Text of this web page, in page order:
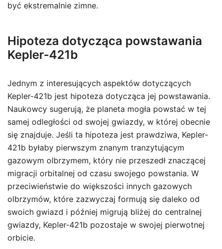
być ekstremalnie zimne.
Hipoteza dotycząca powstawania
Kepler-421b
Jednym z interesujących aspektów dotyczących
Kepler-421b jest hipoteza dotycząca jej powstawania.
Naukowcy sugerują, że planeta mogła powstać w tej
samej odległości od swojej gwiazdy, w której obecnie
się znajduje. Jeśli ta hipoteza jest prawdziwa, Kepler-
421b byłaby pierwszym znanym tranzytującym
gazowym olbrzymem, który nie przeszedł znaczącej
migracji orbitalnej od czasu swojego powstania. W
przeciwieństwie do większości innych gazowych
olbrzymów, które zazwyczaj formują się daleko od
swoich gwiazd i później migrują bliżej do centralnej
gwiazdy, Kepler-421b pozostaje w swojej pierwotnej
orbicie.